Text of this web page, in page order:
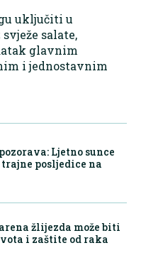
uključiti u
salate,
glavnim
i jednostavnim
Ljetno sunce
posljedice na
žlijezda može biti
i zaštite od raka